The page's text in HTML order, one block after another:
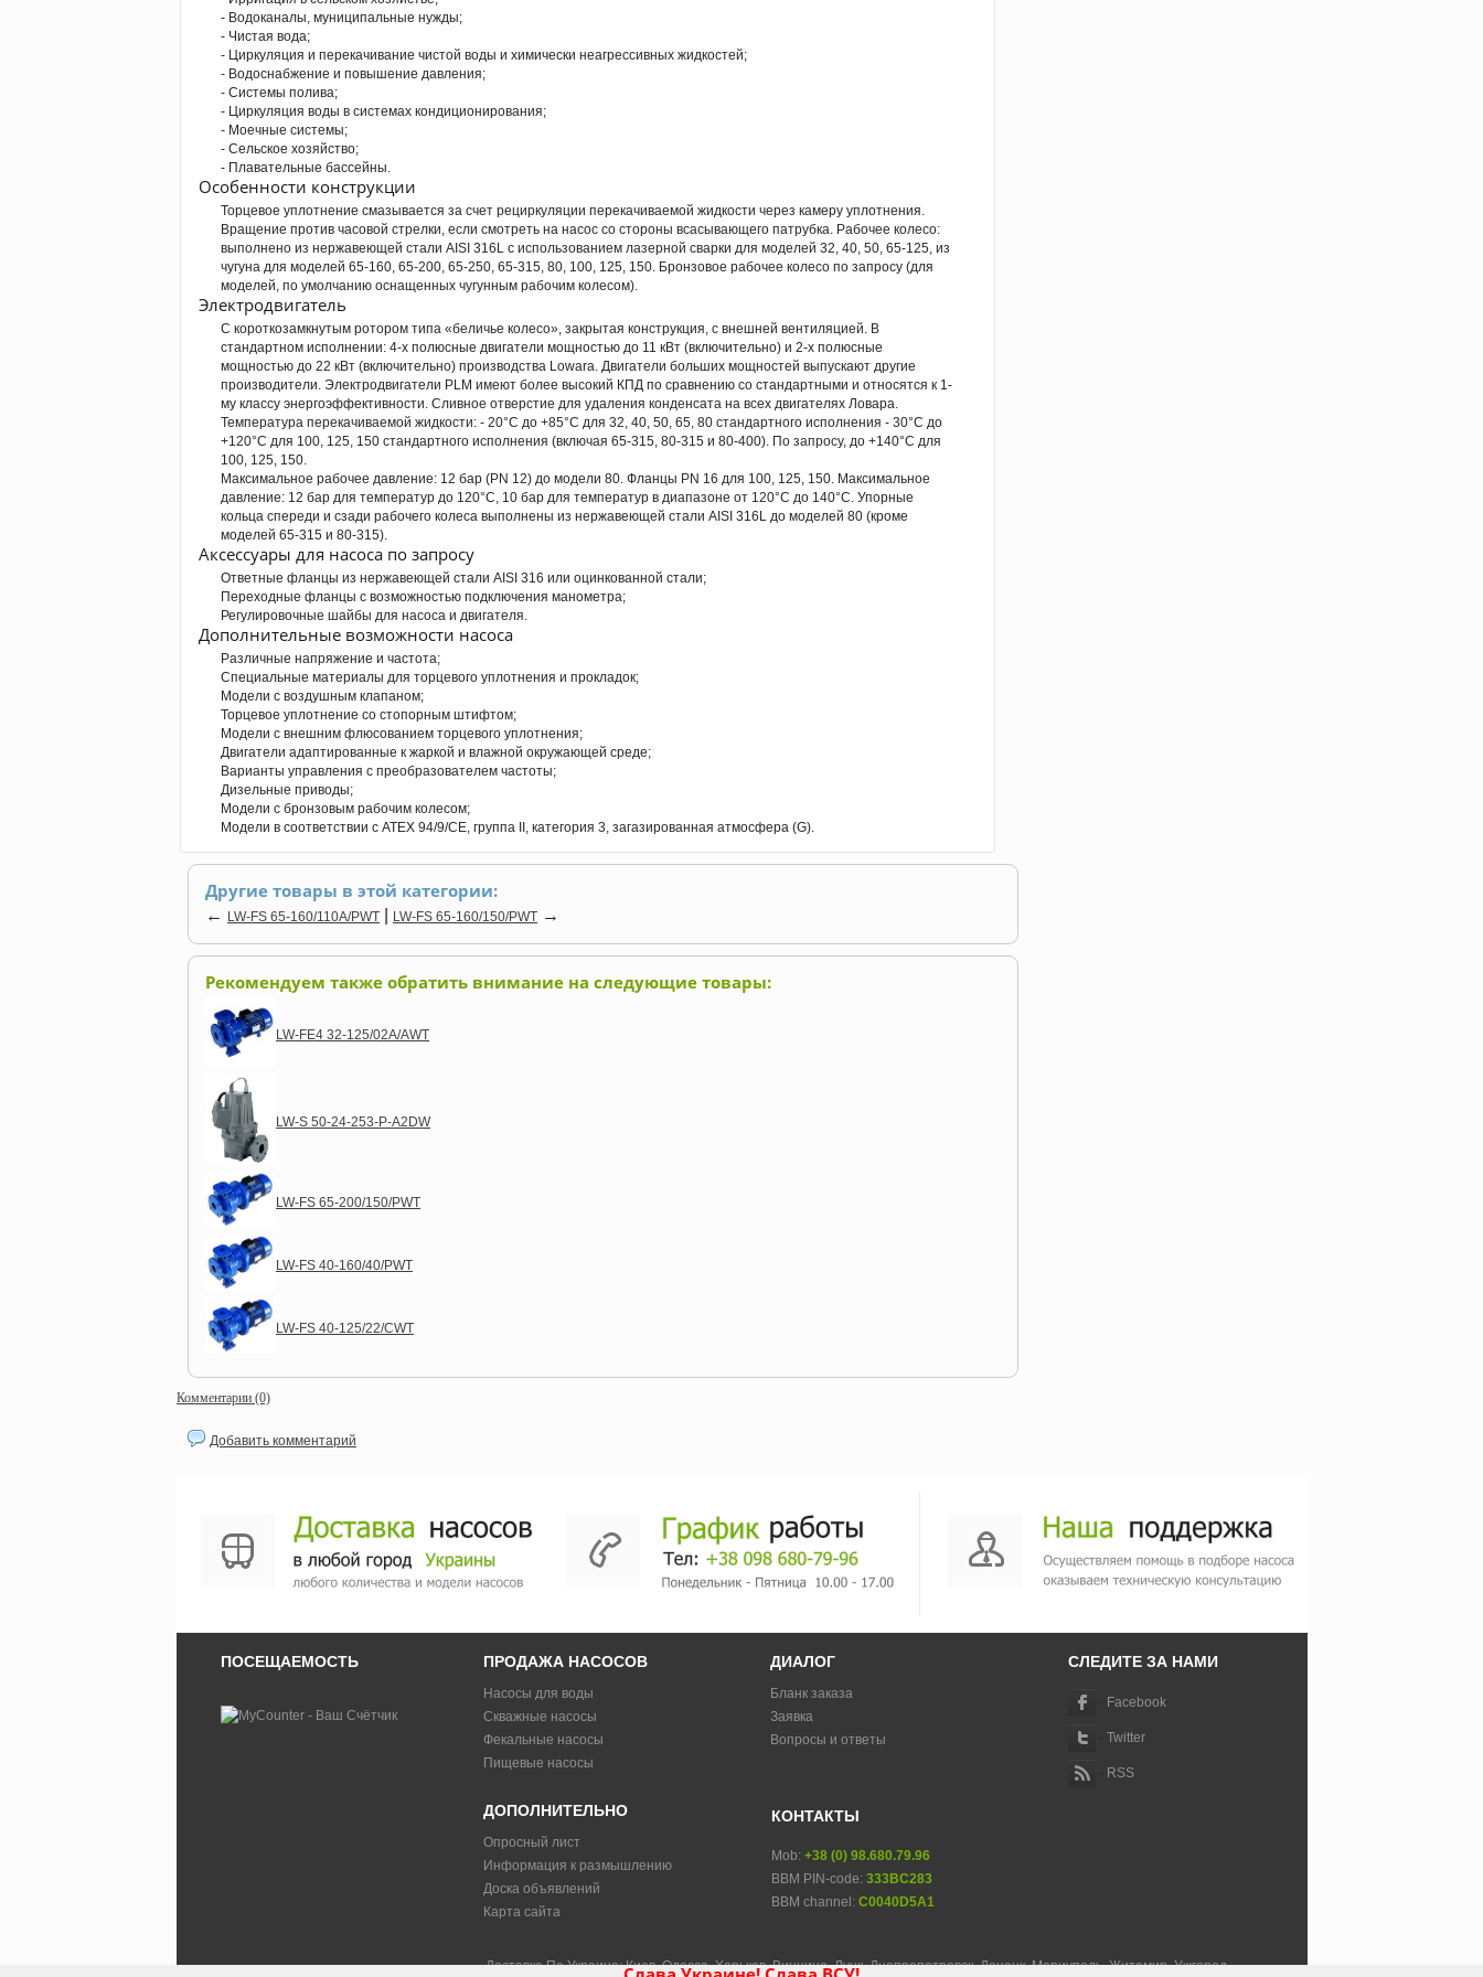
- Водоканалы, муниципальные нужды;
- Чистая вода;
- Циркуляция и перекачивание чистой воды и химически неагрессивных жидкостей;
- Водоснабжение и повышение давления;
- Системы полива;
- Циркуляция воды в системах кондиционирования;
- Моечные системы;
- Сельское хозяйство;
- Плавательные бассейны.
Особенности конструкции
Торцевое уплотнение смазывается за счет рециркуляции перекачиваемой жидкости через камеру уплотнения.
Вращение против часовой стрелки, если смотреть на насос со стороны всасывающего патрубка. Рабочее колесо:
выполнено из нержавеющей стали AISI 316L с использованием лазерной сварки для моделей 32, 40, 50, 65-125, из
чугуна для моделей 65-160, 65-200, 65-250, 65-315, 80, 100, 125, 150. Бронзовое рабочее колесо по запросу (для
моделей, по умолчанию оснащенных чугунным рабочим колесом).
Электродвигатель
С короткозамкнутым ротором типа «беличье колесо», закрытая конструкция, с внешней вентиляцией. В
стандартном исполнении: 4-х полюсные двигатели мощностью до 11 кВт (включительно) и 2-х полюсные
мощностью до 22 кВт (включительно) производства Lowara. Двигатели больших мощностей выпускают другие
производители. Электродвигатели PLМ имеют более высокий КПД по сравнению со стандартными и относятся к 1-
му классу энергоэффективности. Сливное отверстие для удаления конденсата на всех двигателях Ловара.
Температура перекачиваемой жидкости: - 20°C до +85°C для 32, 40, 50, 65, 80 стандартного исполнения - 30°C до
+120°C для 100, 125, 150 стандартного исполнения (включая 65-315, 80-315 и 80-400). По запросу, до +140°C для
100, 125, 150.
Максимальное рабочее давление: 12 бар (PN 12) до модели 80. Фланцы PN 16 для 100, 125, 150. Максимальное
давление: 12 бар для температур до 120°C, 10 бар для температур в диапазоне от 120°C до 140°C. Упорные
кольца спереди и сзади рабочего колеса выполнены из нержавеющей стали AISI 316L до моделей 80 (кроме
моделей 65-315 и 80-315).
Аксессуары для насоса по запросу
Ответные фланцы из нержавеющей стали AISI 316 или оцинкованной стали;
Переходные фланцы с возможностью подключения манометра;
Регулировочные шайбы для насоса и двигателя.
Дополнительные возможности насоса
Различные напряжение и частота;
Специальные материалы для торцевого уплотнения и прокладок;
Модели с воздушным клапаном;
Торцевое уплотнение со стопорным штифтом;
Модели с внешним флюсованием торцевого уплотнения;
Двигатели адаптированные к жаркой и влажной окружающей среде;
Варианты управления с преобразователем частоты;
Дизельные приводы;
Модели с бронзовым рабочим колесом;
Модели в соответствии с ATEX 94/9/CE, группа II, категория 3, загазированная атмосфера (G).
Другие товары в этой категории:
← LW-FS 65-160/110A/PWT LW-FS 65-160/150/PWT →
Рекомендуем также обратить внимание на следующие товары:
LW-FЕ4 32-125/02A/AWT
LW-S 50-24-253-P-A2DW
LW-FS 65-200/150/PWT
LW-FS 40-160/40/PWT
LW-FS 40-125/22/CWT
Комментарии (0)
Добавить комментарий
ПОСЕЩАЕМОСТЬ ПРОДАЖА НАСОСОВ
Насосы для воды
Скважные насосы
Фекальные насосы
Пищевые насосы
ДИАЛОГ
Бланк заказа
Заявка
Вопросы и ответы
ДОПОЛНИТЕЛЬНО
Опросный лист
Информация к размышлению
Доска объявлений
Карта сайта
СЛЕДИТЕ ЗА НАМИ
Facebook
Twitter
RSS
КОНТАКТЫ
Mob: +38 (0) 98.680.79.96
BBM PIN-code: 333BC283
BBM channel: C0040D5A1
Доставка По Украине: Киев, Одесса, Харьков, Винница, Луцк, Днепропетровск, Донецк, Мариуполь, Житомир, Ужгород,